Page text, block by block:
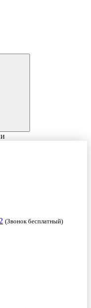
(Звонок бесплатный)